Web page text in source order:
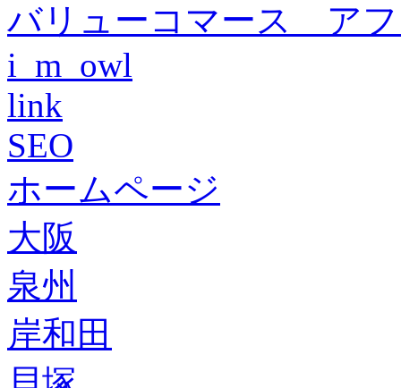
バリューコマース ア
i_m_owl
link
SEO
ホームページ
大阪
泉州
岸和田